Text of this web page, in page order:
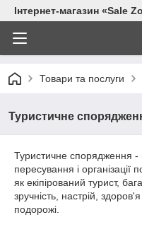
Інтернет-магазин «Sale
Товари та послуги
Туристичне
Туристичне спорядження
пересування і організації
як екіпірований турист,
зручність, настрій,
подорожі.